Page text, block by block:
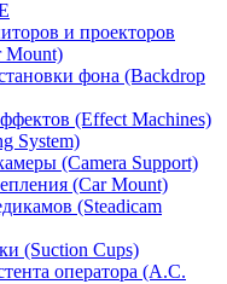
и проекторов
Mount)
фона (Backdrop
(Effect Machines)
System)
(Camera Support)
(Car Mount)
(Steadicam
(Suction Cups)
оператора (A.C.